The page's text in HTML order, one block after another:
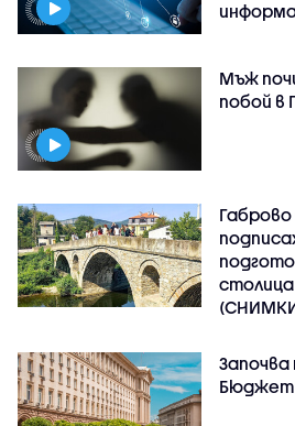
Мъж
побой в
Габрово
Бюджет